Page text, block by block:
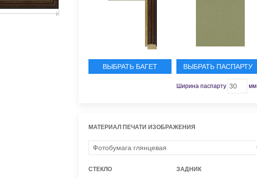
ВЫБРАТЬ БАГЕТ ВЫБРАТЬ ПАСПАРТУ
Ширина паспарту мм
МАТЕРИАЛ ПЕЧАТИ ИЗОБРАЖЕНИЯ
СТЕКЛО ЗАДНИК